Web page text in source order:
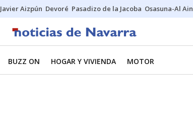
Javier Aizpún Devoré Pasadizo de la Jacoba Osasuna-Al Ain
BUZZ ON HOGAR Y VIVIENDA MOTOR